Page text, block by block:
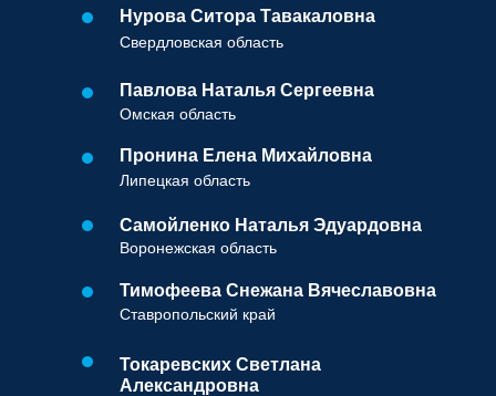
Нурова Ситора Тавакаловна
Свердловская область
Павлова Наталья Сергеевна
Омская область
Пронина Елена Михайловна
Липецкая область
Самойленко Наталья Эдуардовна
Воронежская область
Тимофеева Снежана Вячеславовна
Ставропольский край
Токаревских Светлана
Александровна